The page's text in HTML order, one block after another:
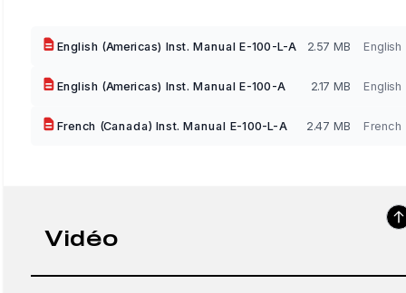
English (Americas) Inst. Manual E-100-L-A 2.57 MB English
English (Americas) Inst. Manual E-100-A 2.17 MB English
French (Canada) Inst. Manual E-100-L-A 2.47 MB French
Vidéo